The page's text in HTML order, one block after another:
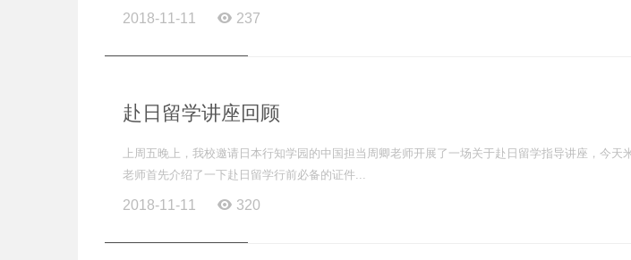
2018-11-11 237
赴日留学讲座回顾
上周五晚上，我校邀请日本行知学园的中国担当周卿老师开展了一场关于赴日留学指导讲座，今
老师首先介绍了一下赴日留学行前必备的证件...
2018-11-11 320